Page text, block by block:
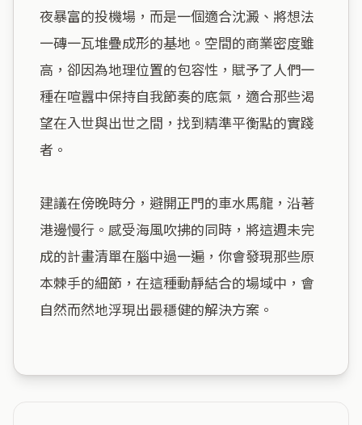
夜暴富的投機場，而是一個適合沈澱、將想法
一磚一瓦堆疊成形的基地。空間的商業密度雖
高，卻因為地理位置的包容性，賦予了人們一
種在喧囂中保持自我節奏的底氣，適合那些渴
望在入世與出世之間，找到精準平衡點的實踐
者。
建議在傍晚時分，避開正門的車水馬龍，沿著
港邊慢行。感受海風吹拂的同時，將這週未完
成的計畫清單在腦中過一遍，你會發現那些原
本棘手的細節，在這種動靜結合的場域中，會
自然而然地浮現出最穩健的解決方案。